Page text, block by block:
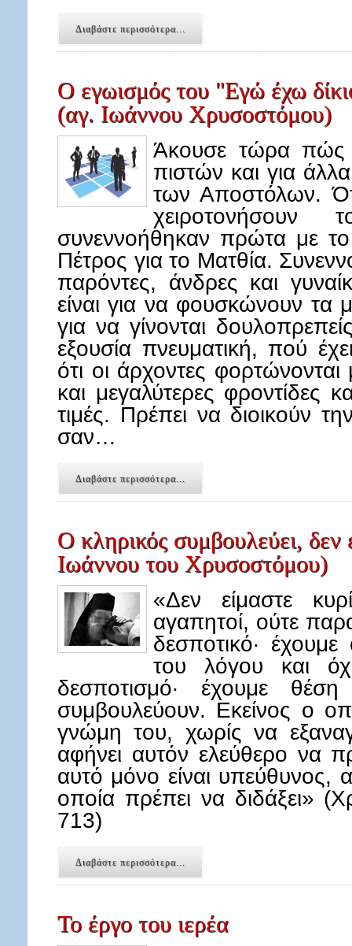
Διαβάστε περισσότερα...
Ο εγωισμός του "Εγώ έχω
(αγ. Ιωάννου Χρυσοστόμου)
Άκουσε τώρα πώς
πιστών και για
των Αποστόλων.
χειροτονήσουν
συνεννοήθηκαν πρώτα με
Πέτρος για το Ματθία.
παρόντες, άνδρες και
είναι για να φουσκώνουν
για να γίνονται
εξουσία πνευματική, πού
ότι οι άρχοντες
και μεγαλύτερες φροντίδες
τιμές. Πρέπει να διοικούν
σαν…
Διαβάστε περισσότερα...
Ο κληρικός συμβουλεύει, δεν
Ιωάννου του Χρυσοστόμου)
«Δεν είμαστε
αγαπητοί, ούτε
δεσποτικό· έχουμε
του λόγου και
δεσποτισμό· έχουμε
συμβουλεύουν. Εκείνος ο
γνώμη του, χωρίς να
αφήνει αυτόν ελεύθερο να
αυτό μόνο είναι υπεύθυνος,
οποία πρέπει να διδάξει»
713)
Διαβάστε περισσότερα...
Το έργο του ιερέα